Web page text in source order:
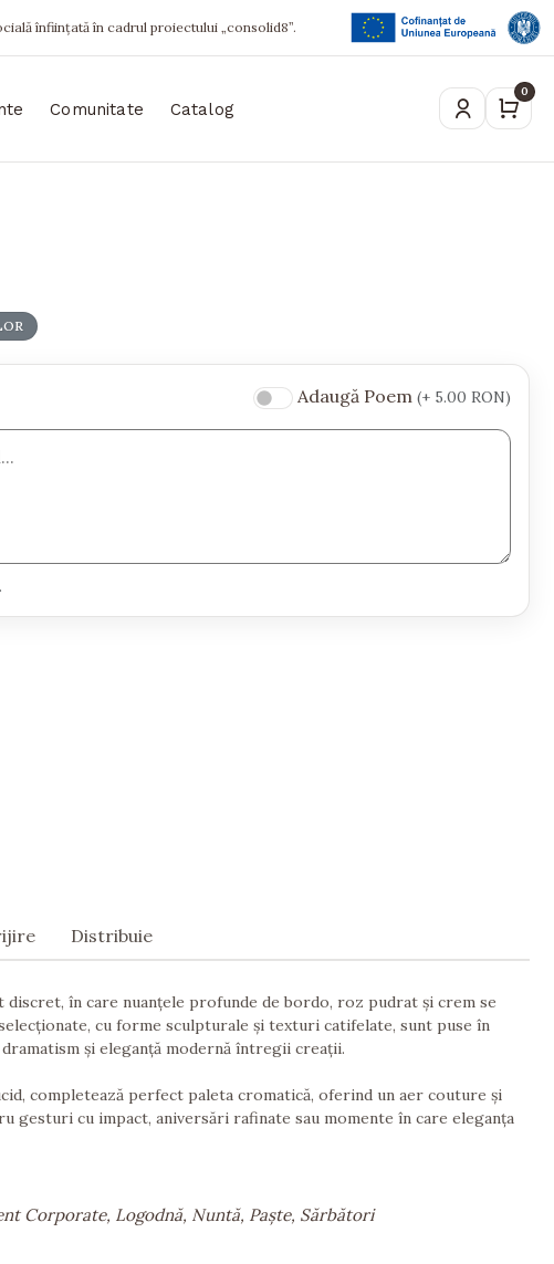
înființată în cadrul proiectului „consolid8”.
Comunitate Catalog
0
Adaugă Poem (+ 5.00 RON)
Distribuie
în care nuanțele profunde de bordo, roz pudrat și crem se
cu forme sculpturale și texturi catifelate, sunt puse în
și eleganță modernă întregii creații.
completează perfect paleta cromatică, oferind un aer couture și
gesturi cu impact, aniversări rafinate sau momente în care eleganța
Corporate, Logodnă, Nuntă, Paște, Sărbători